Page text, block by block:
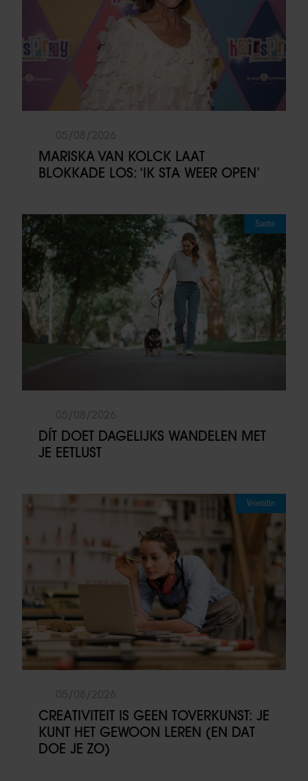
MARISKA VAN KOLCK LAAT
BLOKKADE LOS: ‘IK STA WEER OPEN’
Sante
DÍT DOET DAGELIJKS WANDELEN MET
JE EETLUST
Vriendin
CREATIVITEIT IS GEEN TOVERKUNST: JE
KUNT HET GEWOON LEREN (EN DAT
DOE JE ZO)